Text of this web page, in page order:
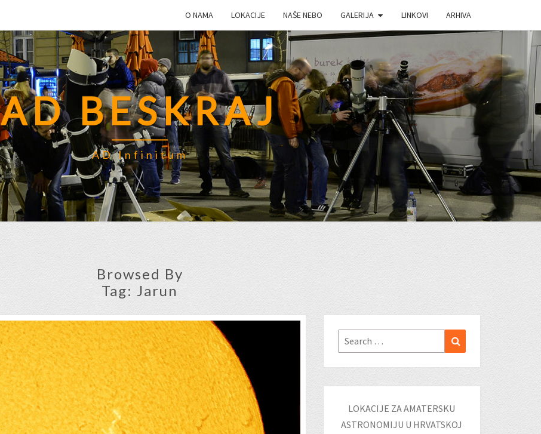
O NAMA LOKACIJE NAŠE NEBO GALERIJA LINKOVI ARHIVA
AD BESKRAJ
AD Infinitum
Browsed By
Tag: Jarun
Search
for:
LOKACIJE ZA AMATERSKU
ASTRONOMIJU U HRVATSKOJ